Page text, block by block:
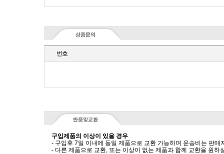
번호
구입제품의 이상이 있을 경우
- 구입후 7일 이내에 동일 제품으로 교환 가능하며 운송비는 판매
- 다른 제품으로 교환, 또는 이상이 없는 제품과 함께 교환을 원하